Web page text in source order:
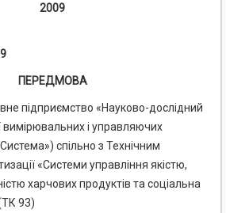
2009
ПЕРЕДМОВА
підприємство «Науково-дослідний
вимірювальних і управляючих
спільно з Технічним
«Системи управління якістю,
харчових продуктів та соціальна
93)